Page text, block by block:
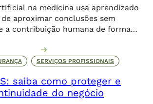
na medicina usa aprendizado
aproximar conclusões sem
a contribuição humana de forma
SERVIÇOS PROFISSIONAIS
saiba como proteger e
do negócio